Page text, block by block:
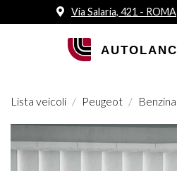
Via Salaria, 421 - ROMA
Lista veicoli Peugeot Benzina